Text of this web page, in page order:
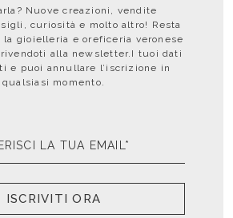
Nuove creazioni, vendite
curiosità e molto altro! Resta
la gioielleria e oreficeria veronese
alla newsletter.I tuoi dati
e puoi annullare l’iscrizione in
qualsiasi momento.
ISCRIVITI ORA